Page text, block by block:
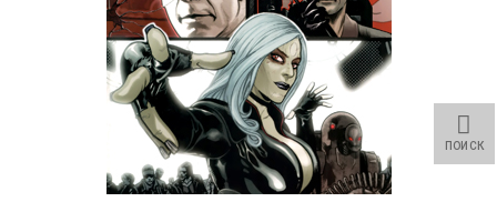
Quake III Arena Remaster Fan Edition
Star Trek Voyager Elite Force Remaster Fan Edition
Sacred Gold Remaster Fan Edition
Red Faction remaster Fan Edition
ПОИСК